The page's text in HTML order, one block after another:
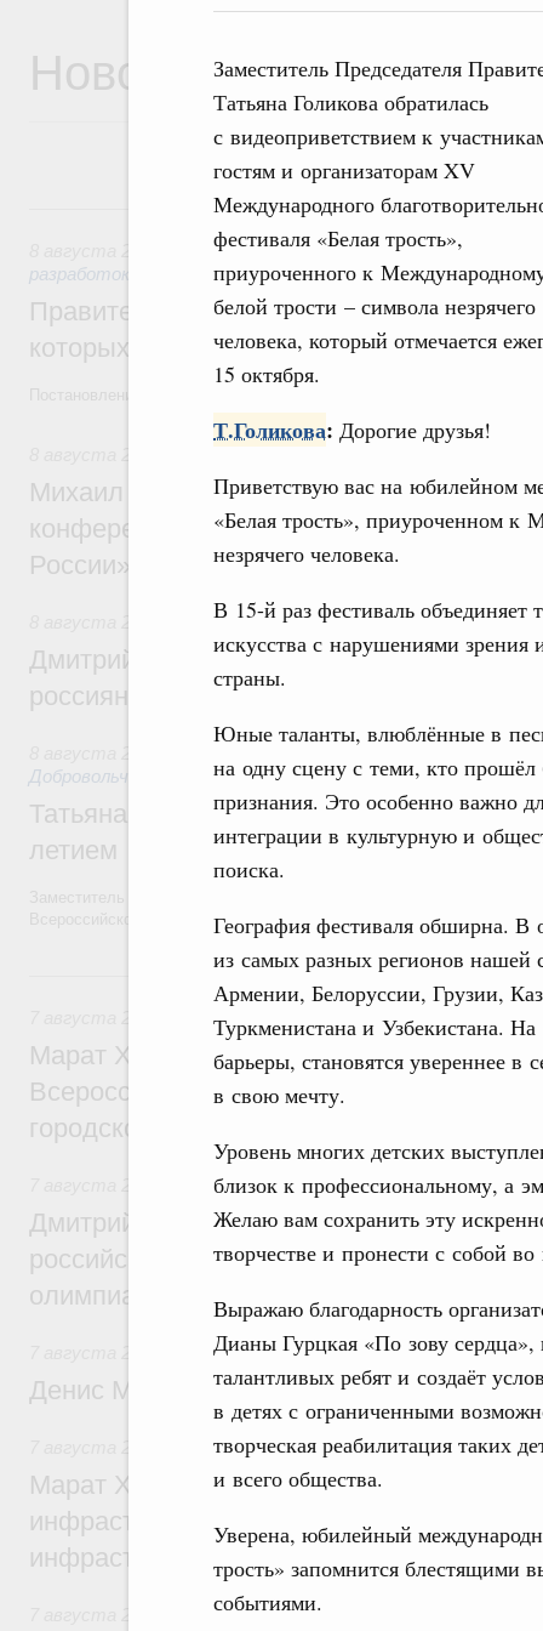
Заместитель Председателя
Татьяна Голикова обратилась
с видеоприветствием к
гостям и организаторам XV
Международного
фестиваля «Белая трость»,
приуроченного к
белой трости – символа незрячего
человека, который отмечается
15 октября.
Т.Голикова: Дорогие друзья!
Приветствую вас на юбилейном
«Белая трость», приуроченном к
незрячего человека.
В 15-й раз фестиваль объединяет
искусства с нарушениями зрения
страны.
Юные таланты, влюблённые в
на одну сцену с теми, кто
признания. Это особенно важно
интеграции в культурную и
поиска.
География фестиваля обширна. В
из самых разных регионов
Армении, Белоруссии, Грузии,
Туркменистана и Узбекистана.
барьеры, становятся увереннее в
в свою мечту.
Уровень многих детских
близок к профессиональному, а
Желаю вам сохранить эту
творчестве и пронести с собой
Выражаю благодарность
Дианы Гурцкая «По зову
талантливых ребят и создаёт
в детях с ограниченными
творческая реабилитация таких
и всего общества.
Уверена, юбилейный
трость» запомнится блестящими
событиями.
Новости
8 августа, суббота
Государственная политика в сфере
разработок
Правительство расширило перечень
которых освобождаются от НДФЛ
Михаил Мишустин дал поручения по
конференции «Цифровая индустрия
России»
Спорт высших достижений и массовый
Дмитрий Чернышенко и Михаил
россиян с Днём физкультурника
Добровольчество и волонтёрство. Благотворительность
Татьяна Голикова поздравила
летием
Всероссийского общественного движения «Волонтёры-медики» с
7 августа, пятница
Экономика городов. Городская среда
Марат Хуснуллин провёл заседание
Всероссийского конкурса лучших
городской среды
Отрасль информационных технологий
Дмитрий Чернышенко и Сергей Кравцов
российскую сборную с победой на
олимпиаде по искусственному
Общие вопросы промышленной политики
Денис Мантуров посетил Ярославскую
Бюджеты субъектов Федерации.
Марат Хуснуллин: 15 объектов
инфраструктуры построили и обновили
инфраструктурным кредитам
Развитие сельских территорий